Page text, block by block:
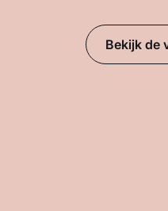
Bekijk de